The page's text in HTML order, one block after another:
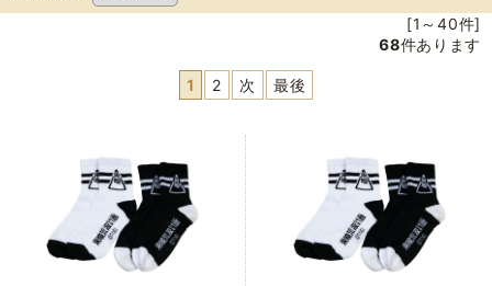
[1～40件]
68件あります
1 2 次 最後